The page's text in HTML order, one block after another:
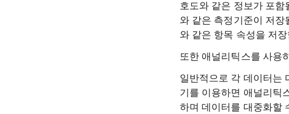
호도와 같은 정보가 포함
와 같은 측정기준이 저
와 같은 항목 속성을 저
또한 애널리틱스를 사용
일반적으로 각 데이터는
기를 이용하면 애널리틱
하며 데이터를 대중화할